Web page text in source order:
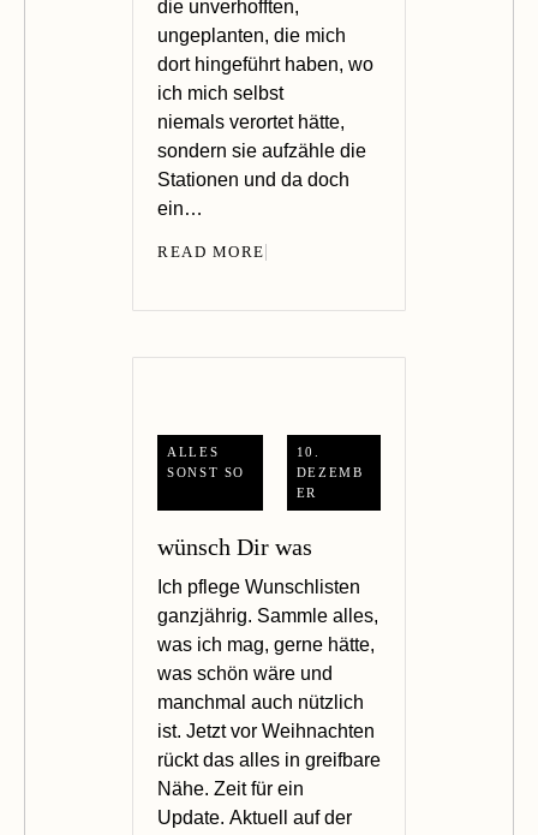
die unverhofften,
ungeplanten, die mich
dort hingeführt haben, wo
ich mich selbst
niemals verortet hätte,
sondern sie aufzähle die
Stationen und da doch
ein…
READ MORE
10.
DEZEMB
ER
ALLES
SONST SO
wünsch Dir was
Ich pflege Wunschlisten
ganzjährig. Sammle alles,
was ich mag, gerne hätte,
was schön wäre und
manchmal auch nützlich
ist. Jetzt vor Weihnachten
rückt das alles in greifbare
Nähe. Zeit für ein
Update. Aktuell auf der